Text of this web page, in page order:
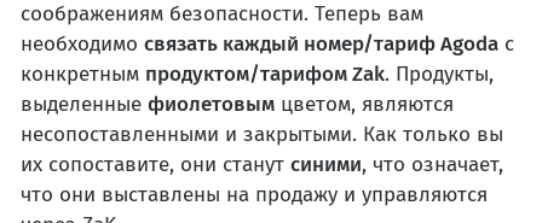
соображениям безопасности. Теперь вам
необходимо связать каждый номер/тариф Agoda с
конкретным продуктом/тарифом Zak. Продукты,
выделенные фиолетовым цветом, являются
несопоставленными и закрытыми. Как только вы
их сопоставите, они станут синими, что означает,
что они выставлены на продажу и управляются